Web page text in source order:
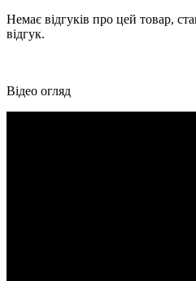
Немає відгуків про цей товар,
відгук.
Відео огляд